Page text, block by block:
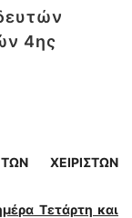
4ης
ΧΕΙΡΙΣΤΩΝ
Τετάρτη και